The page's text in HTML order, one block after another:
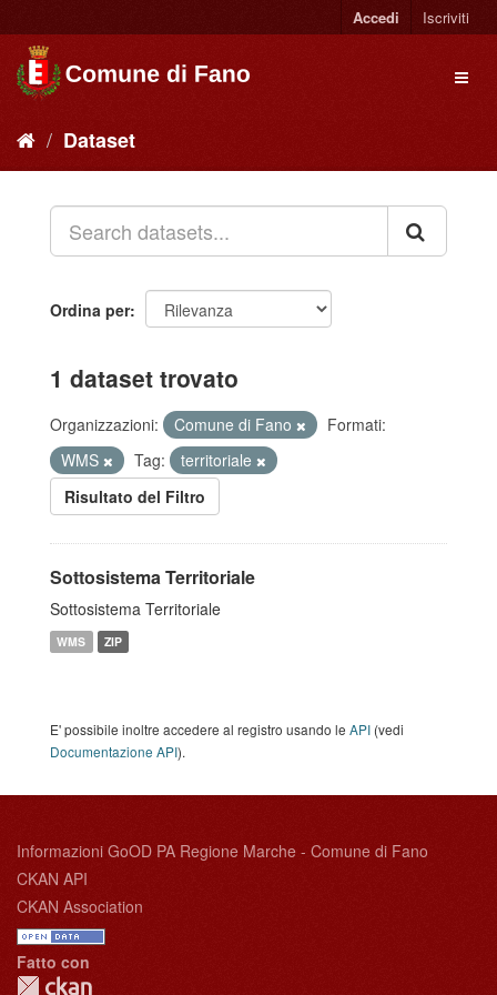
Accedi Iscriviti
Dataset
Ordina per
1 dataset trovato
Organizzazioni: Comune di Fano
Formati:
WMS
Tag:
territoriale
Risultato del Filtro
Sottosistema Territoriale
Sottosistema Territoriale
WMS ZIP
E' possibile inoltre accedere al registro usando le API (vedi
Documentazione API).
Informazioni GoOD PA Regione Marche - Comune di Fano
CKAN API
CKAN Association
Fatto con